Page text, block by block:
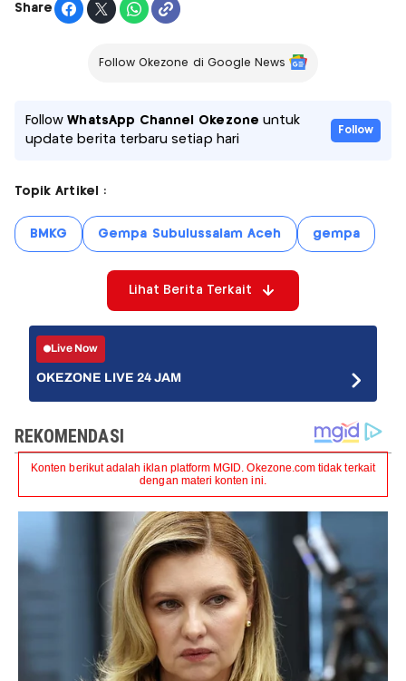
Share
Follow Okezone di Google News
FollowWhatsApp Channel Okezone untuk
update berita terbaru setiap hari
Follow
Topik Artikel :
BMKG Gempa Subulussalam Aceh gempa
Lihat Berita Terkait
Live Now
OKEZONE LIVE 24 JAM